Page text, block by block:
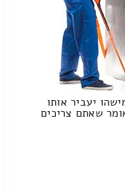
יעביר אותו
שאתם צריכים